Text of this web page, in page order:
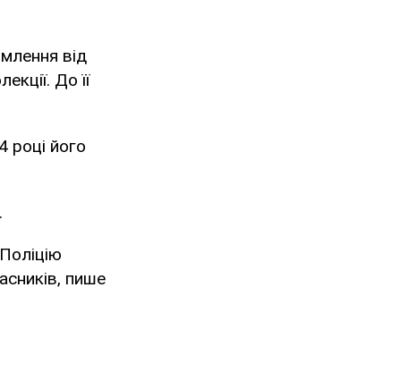
від
До її
році його
пише